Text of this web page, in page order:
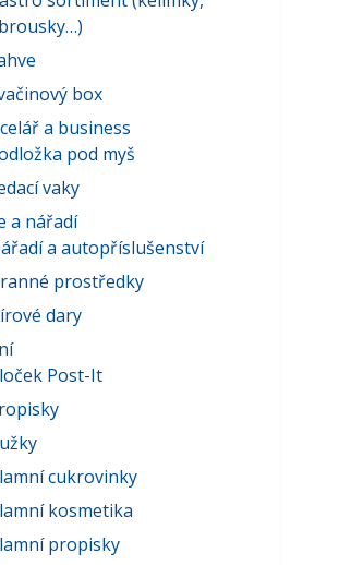
box
a business
pod myš
vaky
a nářadí
a autopříslušenství
prostředky
dary
Post-It
cukrovinky
kosmetika
propisky